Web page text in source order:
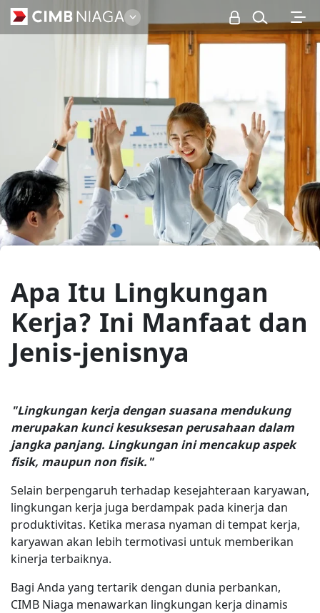
Personal
Apa Itu Lingkungan
Kerja? Ini Manfaat dan
Jenis-jenisnya
"Lingkungan kerja dengan suasana mendukung
merupakan kunci kesuksesan perusahaan dalam
jangka panjang. Lingkungan ini mencakup aspek
fisik, maupun non fisik."
Selain berpengaruh terhadap kesejahteraan karyawan,
lingkungan kerja juga berdampak pada kinerja dan
produktivitas. Ketika merasa nyaman di tempat kerja,
karyawan akan lebih termotivasi untuk memberikan
kinerja terbaiknya.
Bagi Anda yang tertarik dengan dunia perbankan,
CIMB Niaga menawarkan lingkungan kerja dinamis